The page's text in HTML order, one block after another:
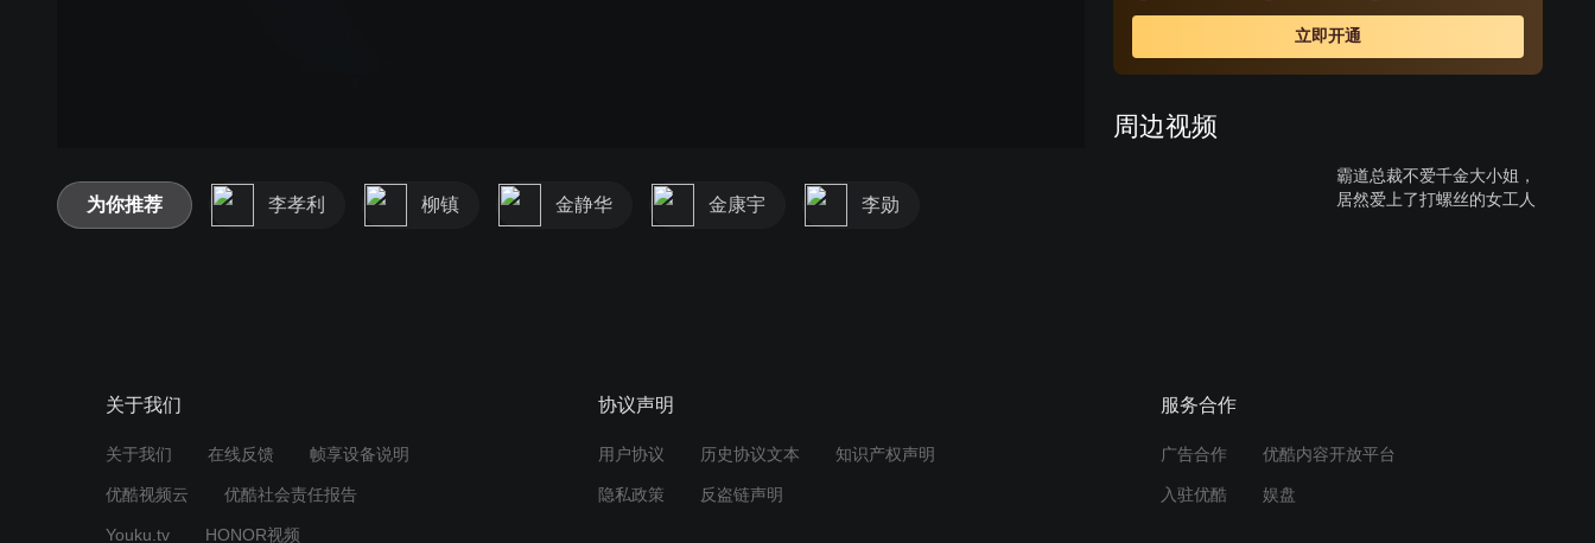
罪，承认是自己撞死了珍雅的奶奶。因为奶奶的事故令珍
雅与世勇相逢，望着悲痛欲绝的珍雅，世勇心里又涌起了
一股怜悯之情……
立即开通
周边视频
霸道总裁不爱千金大小姐，
居然爱上了打螺丝的女工人
为你推荐 李孝利 柳镇 金静华 金康宇 李勋
关于我们
关于我们 在线反馈 帧享设备说明
优酷视频云 优酷社会责任报告
Youku.tv HONOR视频
协议声明
用户协议 历史协议文本 知识产权声明
隐私政策 反盗链声明
服务合作
广告合作 优酷内容开放平台
入驻优酷 娱盘